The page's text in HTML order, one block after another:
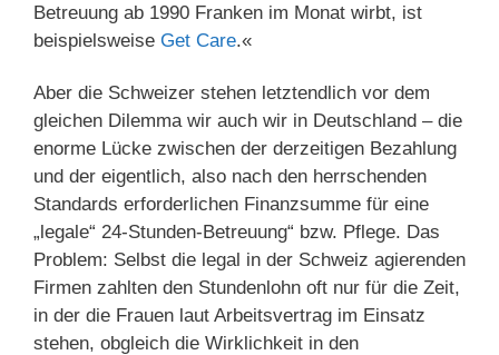
Betreuung ab 1990 Franken im Monat wirbt, ist
beispielsweise Get Care.«
Aber die Schweizer stehen letztendlich vor dem
gleichen Dilemma wir auch wir in Deutschland – die
enorme Lücke zwischen der derzeitigen Bezahlung
und der eigentlich, also nach den herrschenden
Standards erforderlichen Finanzsumme für eine
„legale“ 24-Stunden-Betreuung“ bzw. Pflege. Das
Problem: Selbst die legal in der Schweiz agierenden
Firmen zahlten den Stundenlohn oft nur für die Zeit,
in der die Frauen laut Arbeitsvertrag im Einsatz
stehen, obgleich die Wirklichkeit in den